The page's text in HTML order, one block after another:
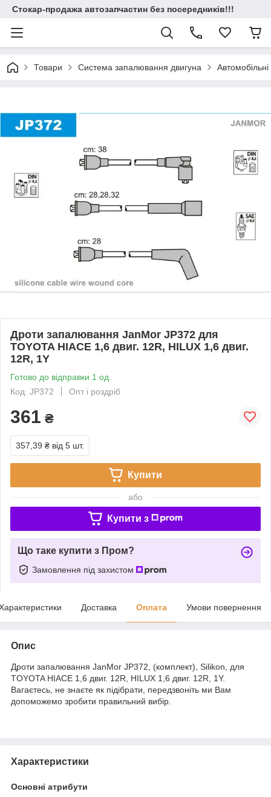
Стокар-продажа автозапчастин без посередників!!!
Товари Система запалювання двигуна
Дроти запалювання JanMor JP372 для
TOYOTA HIACE 1,6 двиг. 12R, HILUX 1,6 двиг.
12R, 1Y
Готово до відправки 1 од.
Код: JP372
Опт і роздріб
361 ₴
357,39 ₴ від 5 шт.
Купити
або
Купити з
Що таке купити з Пром?
Замовлення під захистом
Доставка Оплата Умови повернення
Опис
Дроти запалювання JanMor JP372, (комплект), Silikon, для
TOYOTA HIACE 1,6 двиг. 12R, HILUX 1,6 двиг. 12R, 1Y.
Вагаєтесь, не знаєте як підібрати, передзвоніть ми Вам
допоможемо зробити правильний вибір.
Характеристики
Основні атрибути